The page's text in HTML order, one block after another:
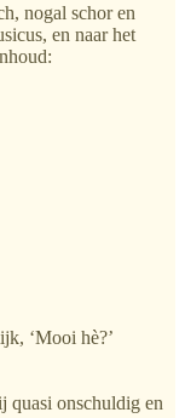
nogal schor en
en naar het
‘Mooi hè?’
quasi onschuldig en